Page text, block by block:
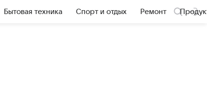
Бытовая техника Спорт и отдых Ремонт